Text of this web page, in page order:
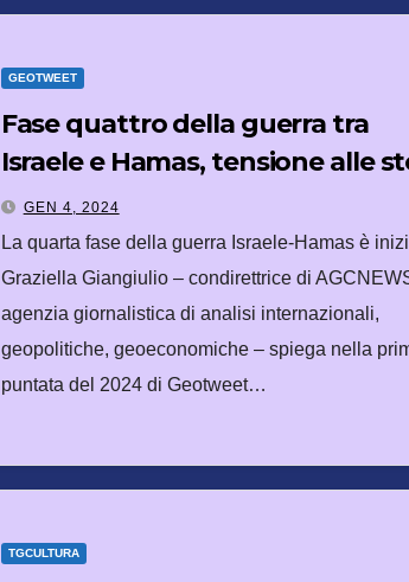
GEOTWEET
Fase quattro della guerra tra
Israele e Hamas, tensione alle
GEN 4, 2024
La quarta fase della guerra Israele-Hamas è
Graziella Giangiulio – condirettrice di
agenzia giornalistica di analisi internazionali,
geopolitiche, geoeconomiche – spiega nella
puntata del 2024 di Geotweet…
TGCULTURA